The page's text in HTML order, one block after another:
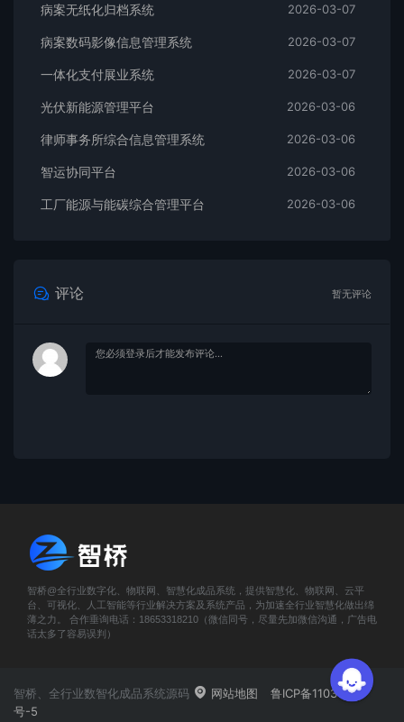
病案无纸化归档系统 2026-03-07
病案数码影像信息管理系统 2026-03-07
一体化支付展业系统 2026-03-07
光伏新能源管理平台 2026-03-06
律师事务所综合信息管理系统 2026-03-06
智运协同平台 2026-03-06
工厂能源与能碳综合管理平台 2026-03-06
评论 暂无评论
智桥@全行业数字化、物联网、智慧化成品系统，提供智慧化、物联网、云平
台、可视化、人工智能等行业解决方案及系统产品，为加速全行业智慧化做出绵
薄之力。 合作垂询电话：18653318210（微信同号，尽量先加微信沟通，广告电
话太多了容易误判）
智桥、全行业数智化成品系统源码 网站地图
鲁ICP备11031419
号-5